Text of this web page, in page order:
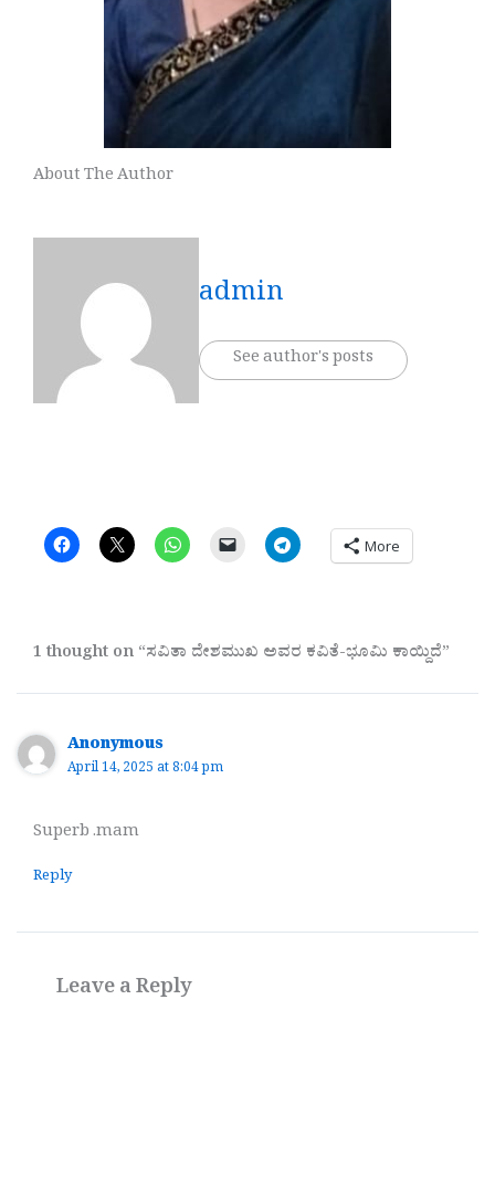
About The Author
admin
See author's posts
More
1 thought on “ಸವಿತಾ ದೇಶಮುಖ ಅವರ ಕವಿತೆ-ಭೂಮಿ ಕಾಯ್ದಿದೆ”
Anonymous
April 14, 2025 at 8:04 pm
Superb .mam
Reply
Leave a Reply